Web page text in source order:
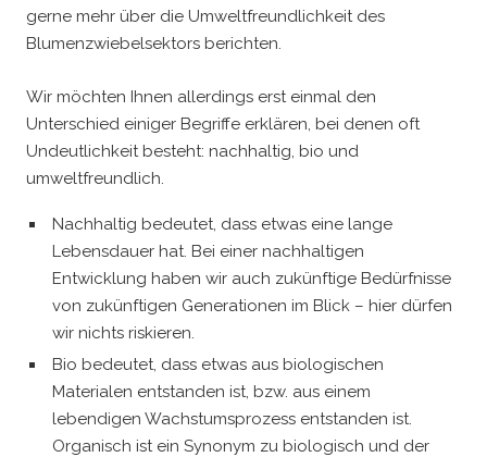
gerne mehr über die Umweltfreundlichkeit des
Blumenzwiebelsektors berichten.
Wir möchten Ihnen allerdings erst einmal den
Unterschied einiger Begriffe erklären, bei denen oft
Undeutlichkeit besteht: nachhaltig, bio und
umweltfreundlich.
Nachhaltig bedeutet, dass etwas eine lange
Lebensdauer hat. Bei einer nachhaltigen
Entwicklung haben wir auch zukünftige Bedürfnisse
von zukünftigen Generationen im Blick – hier dürfen
wir nichts riskieren.
Bio bedeutet, dass etwas aus biologischen
Materialen entstanden ist, bzw. aus einem
lebendigen Wachstumsprozess entstanden ist.
Organisch ist ein Synonym zu biologisch und der